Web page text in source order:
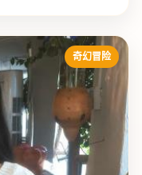
奇幻冒险